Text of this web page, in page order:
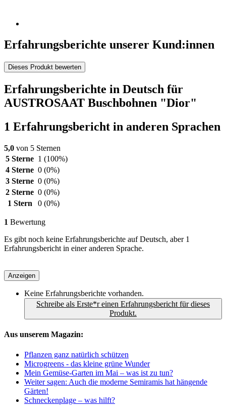
Erfahrungsberichte unserer Kund:innen
Dieses Produkt bewerten
Erfahrungsberichte in Deutsch für
AUSTROSAAT Buschbohnen "Dior"
1 Erfahrungsbericht in anderen Sprachen
5,0 von 5 Sternen
5 Sterne 1 (100%)
4 Sterne 0 (0%)
3 Sterne 0 (0%)
2 Sterne 0 (0%)
1 Stern
0 (0%)
1 Bewertung
Es gibt noch keine Erfahrungsberichte auf Deutsch, aber 1
Erfahrungsbericht in einer anderen Sprache.
Anzeigen
Keine Erfahrungsberichte vorhanden.
Schreibe als Erste*r einen Erfahrungsbericht für dieses
Produkt.
Aus unserem Magazin:
Pflanzen ganz natürlich schützen
Microgreens - das kleine grüne Wunder
Mein Gemüse-Garten im Mai – was ist zu tun?
Weiter sagen: Auch die moderne Semiramis hat hängende
Gärten!
Schneckenplage – was hilft?